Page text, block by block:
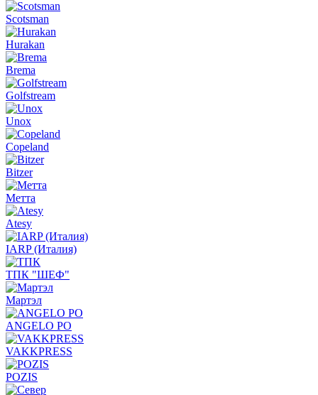
Scotsman
Hurakan
Brema
Golfstream
Unox
Copeland
Bitzer
Метта
Atesy
IARP (Италия)
ТПК "ШЕФ"
Мартэл
ANGELO PO
VAKKPRESS
POZIS